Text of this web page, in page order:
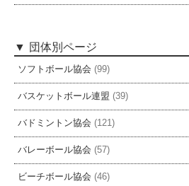
団体別ページ
ソフトボール協会 (99)
バスケットボール連盟 (39)
バドミントン協会 (121)
バレーボール協会 (57)
ビーチボール協会 (46)